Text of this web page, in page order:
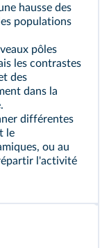
hausse des
populations
pôles
les contrastes
des
dans la
différentes
le
ou au
l'activité